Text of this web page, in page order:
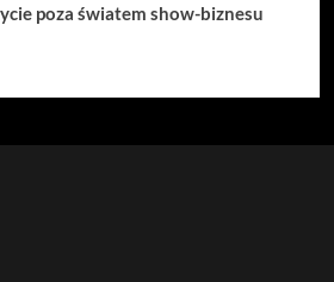
poza światem show-biznesu